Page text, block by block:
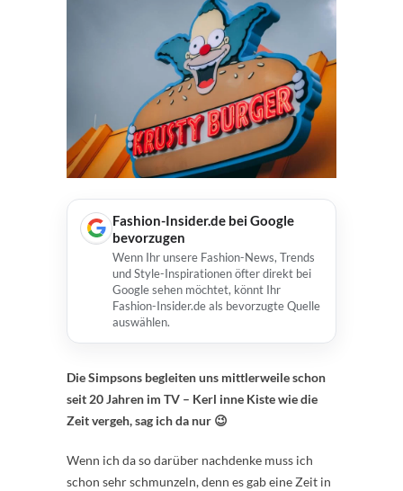
Fashion-Insider.de bei Google
bevorzugen
Wenn Ihr unsere Fashion-News, Trends
und Style-Inspirationen öfter direkt bei
Google sehen möchtet, könnt Ihr
Fashion-Insider.de als bevorzugte Quelle
auswählen.
Die Simpsons begleiten uns mittlerweile schon
seit 20 Jahren im TV – Kerl inne Kiste wie die
Zeit vergeh, sag ich da nur 😉
Wenn ich da so darüber nachdenke muss ich
schon sehr schmunzeln, denn es gab eine Zeit in